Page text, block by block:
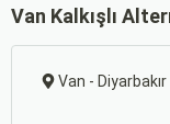
Van Kalkışlı
Van - Diyarbakır